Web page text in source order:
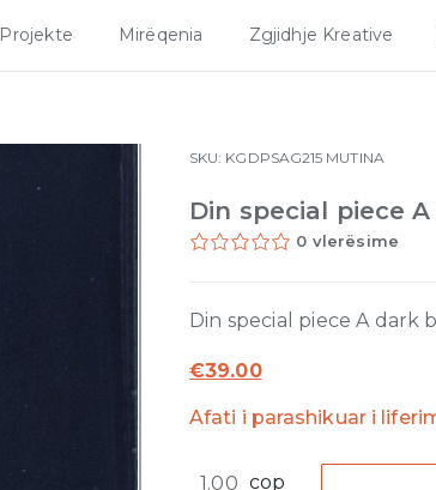
Projekte Mirëqenia Zgjidhje Kreative
SKU: KGDPSAG215 MUTINA
Din special piece
0 vlerësime
Din special piece A dark
€39.00
Afati i parashikuar i
cop